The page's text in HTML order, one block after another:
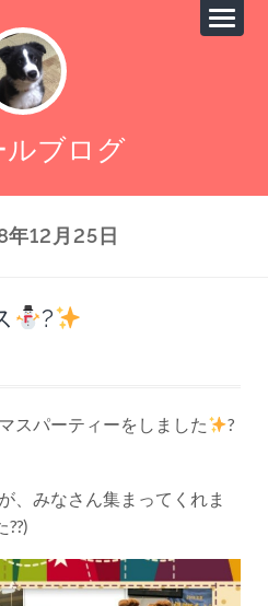
ルブログ
年12月25日
?
スパーティーをしました ?
、みなさん集まってくれま